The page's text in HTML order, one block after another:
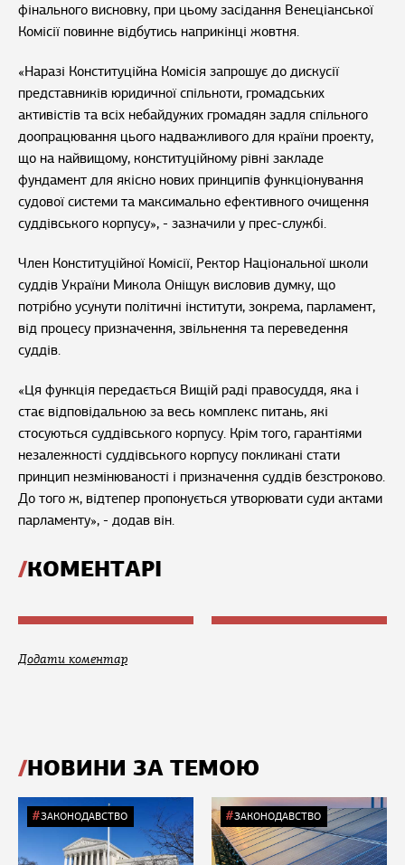
фінального висновку, при цьому засідання Венеціанської
Комісії повинне відбутись наприкінці жовтня.
«Наразі Конституційна Комісія запрошує до дискусії
представників юридичної спільноти, громадських
активістів та всіх небайдужих громадян задля спільного
доопрацювання цього надважливого для країни проекту,
що на найвищому, конституційному рівні закладе
фундамент для якісно нових принципів функціонування
судової системи та максимально ефективного очищення
суддівського корпусу», - зазначили у прес-службі.
Член Конституційної Комісії, Ректор Національної школи
суддів України Микола Оніщук висловив думку, що
потрібно усунути політичні інститути, зокрема, парламент,
від процесу призначення, звільнення та переведення
суддів.
«Ця функція передається Вищій раді правосуддя, яка і
стає відповідальною за весь комплекс питань, які
стосуються суддівського корпусу. Крім того, гарантіями
незалежності суддівського корпусу покликані стати
принцип незмінюваності і призначення суддів безстроково.
До того ж, відтепер пропонується утворювати суди актами
парламенту», - додав він.
КОМЕНТАРІ
Додати коментар
НОВИНИ ЗА ТЕМОЮ
ЗАКОНОДАВСТВО ЗАКОНОДАВСТВО